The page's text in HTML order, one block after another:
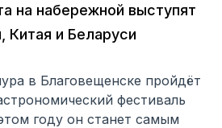
на набережной выступят
Китая и Беларуси
в Благовещенске пройдёт
фестиваль
году он станет самым